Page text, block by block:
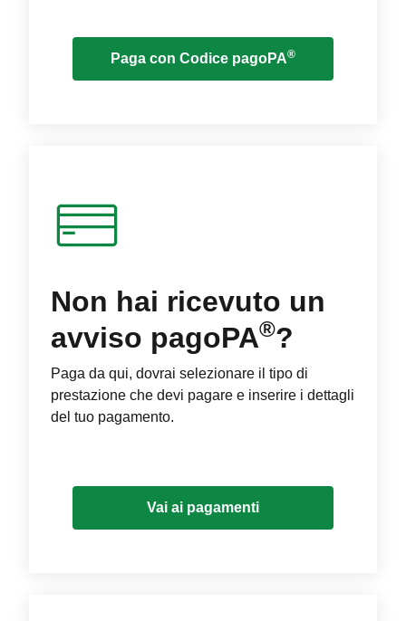
Paga con Codice pagoPA®
Non hai ricevuto un
avviso pagoPA®?
Paga da qui, dovrai selezionare il tipo di
prestazione che devi pagare e inserire i dettagli
del tuo pagamento.
Vai ai pagamenti